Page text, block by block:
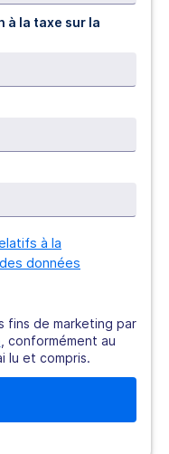
à la taxe sur la
à la
données
de marketing par
, conformément au
lu et compris.